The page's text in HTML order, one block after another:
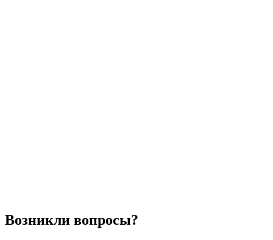
Возникли вопросы?